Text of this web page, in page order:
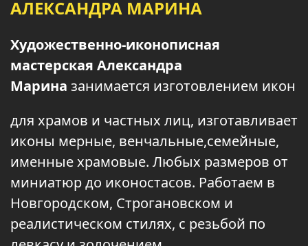
АЛЕКСАНДРА МАРИНА
Художественно-иконописная
мастерская Александра
Марина занимается изготовлением икон
для храмов и частных лиц, изготавливает
иконы мерные, венчальные,семейные,
именные храмовые. Любых размеров от
миниатюр до иконостасов. Работаем в
Новгородском, Строгановском и
реалистическом стилях, с резьбой по